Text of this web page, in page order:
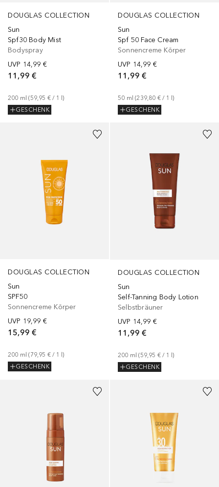
DOUGLAS COLLECTION
Sun
Spf30 Body Mist
Bodyspray
UVP 14,99 €
11,99 €
200 ml (59,95 € / 1 l)
GESCHENK
DOUGLAS COLLECTION
Sun
Spf 50 Face Cream
Sonnencreme Körper
UVP 14,99 €
11,99 €
50 ml (239,80 € / 1 l)
GESCHENK
DOUGLAS COLLECTION
Sun
SPF50
Sonnencreme Körper
UVP 19,99 €
15,99 €
200 ml (79,95 € / 1 l)
GESCHENK
DOUGLAS COLLECTION
Sun
Self-Tanning Body Lotion
Selbstbräuner
UVP 14,99 €
11,99 €
200 ml (59,95 € / 1 l)
GESCHENK